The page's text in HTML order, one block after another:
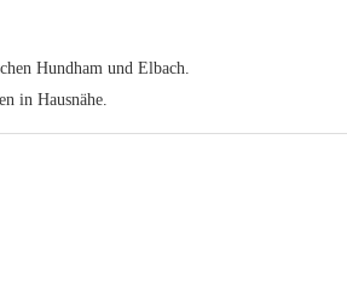
Hundham und Elbach.
in Hausnähe.